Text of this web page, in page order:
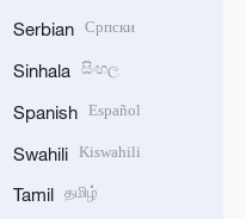
Serbian Српски
Sinhala සිංහල
Spanish Español
Swahili Kiswahili
Tamil தமிழ்